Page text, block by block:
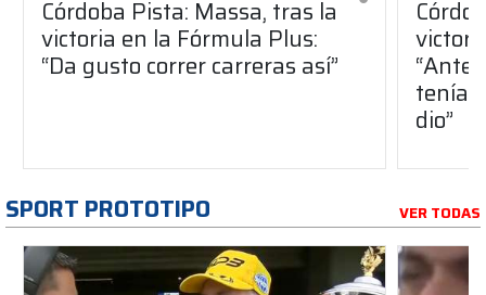
Córdoba Pista: Massa, tras la
victoria en la Fórmula Plus:
“Da gusto correr carreras así”
dio”
SPORT PROTOTIPO VER TODAS